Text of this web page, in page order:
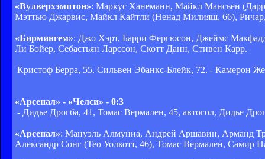
«Вулверхэмптон»: Маркус Ханеманн, Майкл Мансьен
Мэттью Джарвис, Майкл Кайтли (Ненад Милияш, 66),
«Бирмингем»: Джо Хэрт, Барри Фергюсон, Джеймс
Ли Бойер, Себастьян Ларссон, Скотт Данн, Стивен Карр.
Кристоф Берра, 55. Сильвен Эбанкс-Блейк, 72. - Камерон
«Арсенал» - «Челси» - 0:3
- Дидье Дрогба, 41, Томас Вермален, 45, автогол, Дидье
«Арсенал»: Мануэль Алмуниа, Андрей Аршавин, Арманд
Александр Сонг (Тео Уолкотт, 46), Томас Вермален, Самир